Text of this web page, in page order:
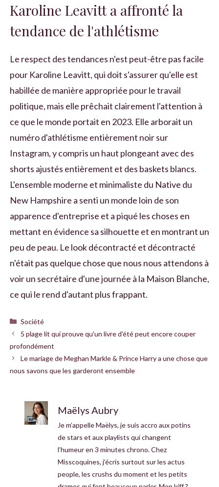
Karoline Leavitt a affronté la
tendance de l'athlétisme
Le respect des tendances n'est peut-être pas facile
pour Karoline Leavitt, qui doit s'assurer qu'elle est
habillée de manière appropriée pour le travail
politique, mais elle prêchait clairement l'attention à
ce que le monde portait en 2023. Elle arborait un
numéro d'athlétisme entièrement noir sur
Instagram, y compris un haut plongeant avec des
shorts ajustés entièrement et des baskets blancs.
L'ensemble moderne et minimaliste du Native du
New Hampshire a senti un monde loin de son
apparence d'entreprise et a piqué les choses en
mettant en évidence sa silhouette et en montrant un
peu de peau. Le look décontracté et décontracté
n'était pas quelque chose que nous nous attendons à
voir un secrétaire d'une journée à la Maison Blanche,
ce qui le rend d'autant plus frappant.
Catégories
Société
5 plage lit qui prouve qu'un livre d'été peut encore couper
profondément
Le mariage de Meghan Markle & Prince Harry a une chose que
nous savons que les garderont ensemble
Maëlys Aubry
Je m’appelle Maëlys, je suis accro aux potins
de stars et aux playlists qui changent
l’humeur en 3 minutes chrono. Chez
Misscoquines, j’écris surtout sur les actus
people, les crushs du moment et les petits